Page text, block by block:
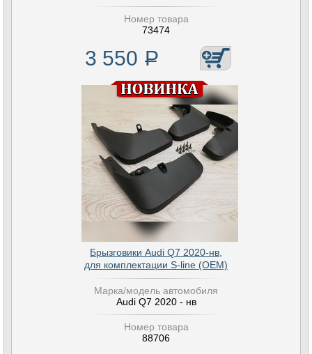
Номер товара
73474
3 550 Р
Брызговики Audi Q7 2020-нв,
для комплектации S-line (OEM)
Марка/модель автомобиля
Audi Q7 2020 - нв
Номер товара
88706